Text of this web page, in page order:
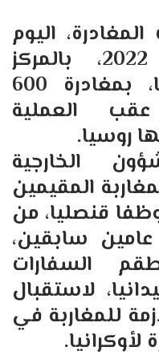
اليوم
الإثنين 28 فبراير 2022، بالمركز
الحدودي مع بولونيا، بمغادرة 600
عقب العملية
روسيا.
الخارجية
المقيمين
قنصليا، من
سابقين،
السفارات
لاستقبال
للمغاربة في
لأوكرانيا.